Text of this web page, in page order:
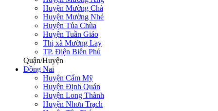
Huyện Mường Chà
Huyện Mường Nhé
Huyện Tủa Chùa
Huyện Tuần Giáo
Thị xã Mường Lay
TP. Điện Biên Phủ
Quận/Huyện
Đồng Nai
Huyện Cẩm Mỹ
Huyện Định Quán
Huyện Long Thành
Huyện Nhơn Trạch